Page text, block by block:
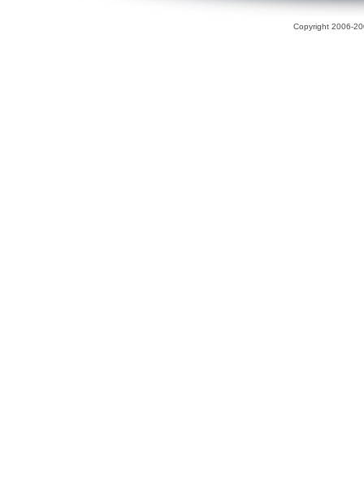
Copyright 2006-